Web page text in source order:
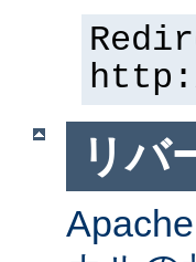
リバ